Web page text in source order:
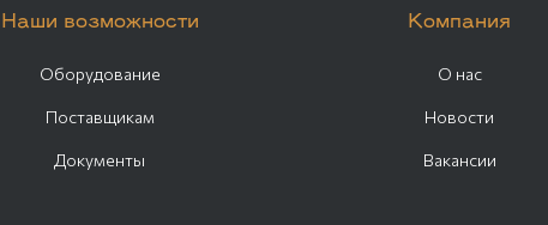
Наши возможности
Оборудование
Поставщикам
Документы
Компания
О нас
Новости
Вакансии